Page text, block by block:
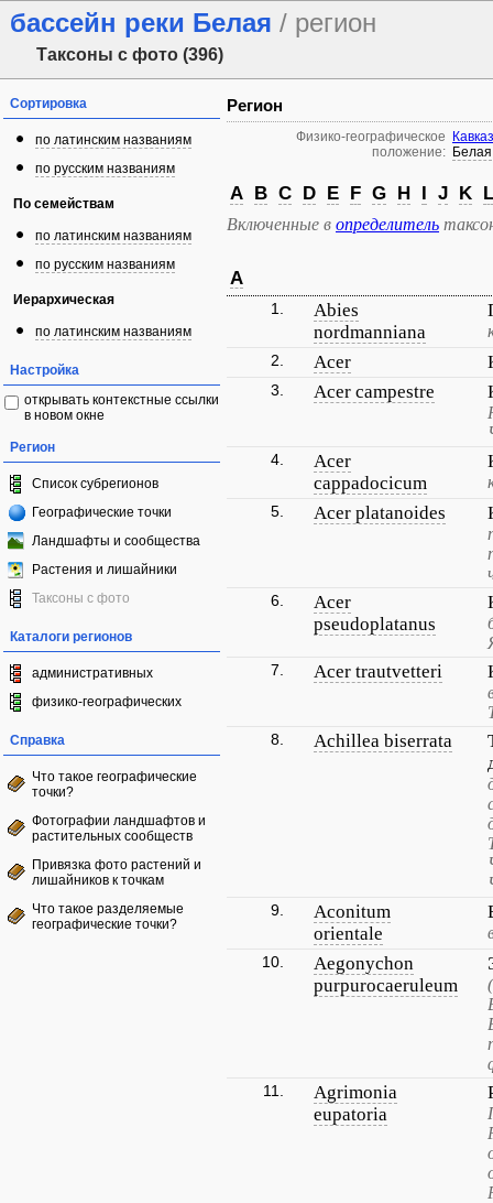
бассейн реки Белая / регион
Таксоны с фото (396)
Сортировка
по латинским названиям
по русским названиям
По семействам
по латинским названиям
по русским названиям
Иерархическая
по латинским названиям
Настройка
открывать контекстные ссылки
в новом окне
Регион
Список субрегионов
Географические точки
Ландшафты и сообщества
Растения и лишайники
Таксоны с фото
Каталоги регионов
административных
физико-географических
Справка
Что такое географические
точки?
Фотографии ландшафтов и
растительных сообществ
Привязка фото растений и
лишайников к точкам
Что такое разделяемые
географические точки?
Регион
Физико-географическое
положение:
Кавказ
Белая
A B C D E F G H I J K L
Включенные в определитель
A
1.
Abies
nordmanniana
2. Acer
3. Acer campestre
4.
Acer
cappadocicum
5. Acer platanoides
6.
Acer
pseudoplatanus
7. Acer trautvetteri
8. Achillea biserrata
9.
Aconitum
orientale
10.
Aegonychon
purpurocaeruleum
11.
Agrimonia
eupatoria